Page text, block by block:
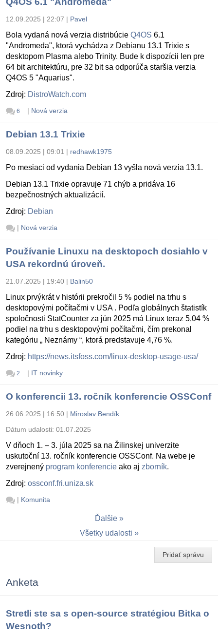
12.09.2025 | 22:07 | Pavel
Bola vydaná nová verzia distribúcie Q4OS 6.1
"Andromeda", ktorá vychádza z Debianu 13.1 Trixie s
desktopom Plasma alebo Trinity. Bude k dispozícii len pre
64 bit architektúru, pre 32 bit sa odporúča staršia verzia
Q4OS 5 "Aquarius".
Zdroj: DistroWatch.com
6 | Nová verzia
Debian 13.1 Trixie
08.09.2025 | 09:01 | redhawk1975
Po mesiaci od vydania Debian 13 vyšla nová verzia 13.1.
Debian 13.1 Trixie opravuje 71 chýb a pridáva 16
bezpečnostných aktualizácií.
Zdroj: Debian
| Nová verzia
Používanie Linuxu na desktopoch dosiahlo v
USA rekordnú úroveň.
21.07.2025 | 19:40 | Balin50
Linux prvýkrát v histórii prekročil 5 % podiel na trhu s
desktopovými počítačmi v USA . Podľa globálnych štatistík
spoločnosti StatCounter za jún 2025 má Linux teraz 5,04 %
podiel na trhu s desktopovými počítačmi, čím prekonal
kategóriu „ Neznámy “, ktorá predstavuje 4,76 %.
Zdroj: https://news.itsfoss.com/linux-desktop-usage-usa/
2 | IT novinky
O konferencii 13. ročník konferencie OSSConf
26.06.2025 | 16:50 | Miroslav Bendík
Dátum udalosti: 01.07.2025
V dňoch 1. – 3. júla 2025 sa na Žilinskej univerzite
uskutoční 13. ročník konferencie OSSConf. Na webe je
zverejnený program konferencie ako aj zborník.
Zdroj: ossconf.fri.uniza.sk
| Komunita
Ďalšie
Všetky udalosti
Pridať správu
Anketa
Stretli ste sa s open-source stratégiou Bitka o
Wesnoth?